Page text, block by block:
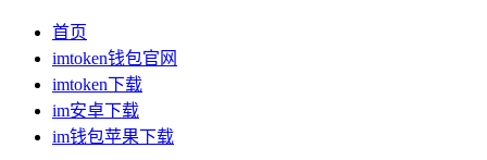
首页
imtoken钱包官网
imtoken下载
im安卓下载
im钱包苹果下载